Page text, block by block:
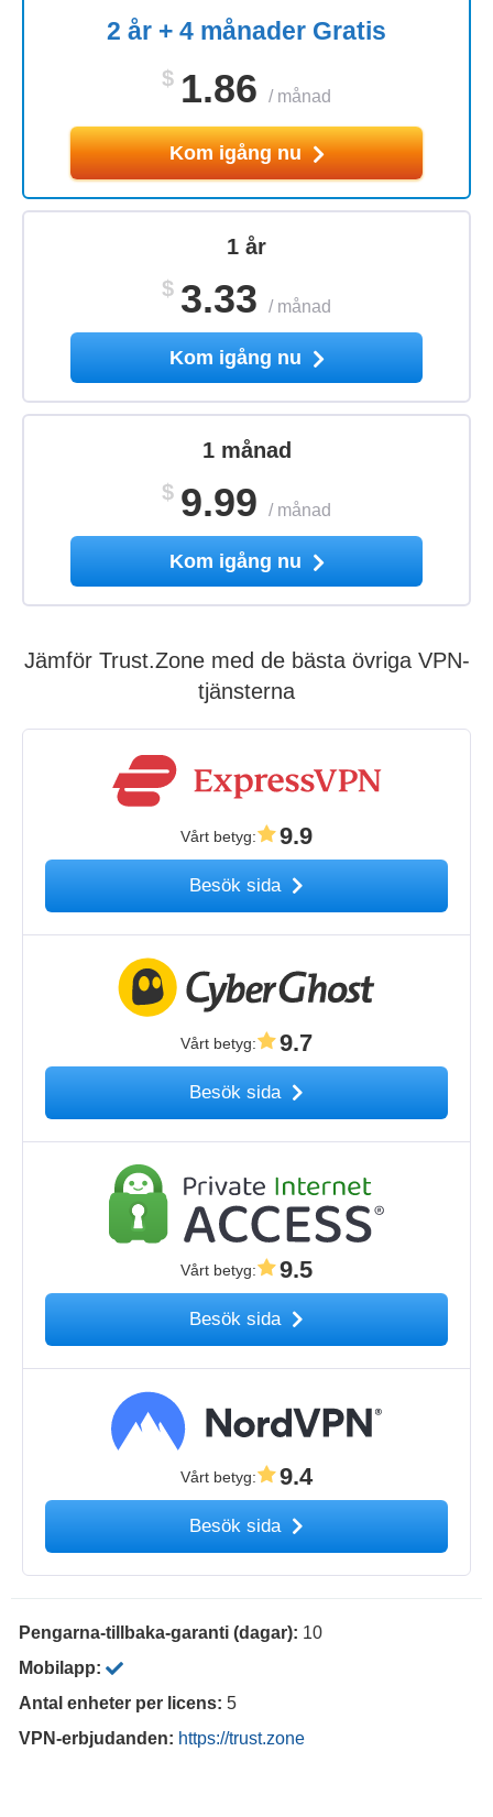
2 år + 4 månader Gratis
$ 1.86 / månad
Kom igång nu
1 år
$ 3.33 / månad
Kom igång nu
1 månad
$ 9.99 / månad
Kom igång nu
Jämför Trust.Zone med de bästa övriga VPN-
tjänsterna
Vårt betyg: 9.9
Besök sida
Vårt betyg: 9.7
Besök sida
Vårt betyg: 9.5
Besök sida
Vårt betyg: 9.4
Besök sida
Pengarna-tillbaka-garanti (dagar): 10
Mobilapp:
Antal enheter per licens: 5
VPN-erbjudanden: https://trust.zone